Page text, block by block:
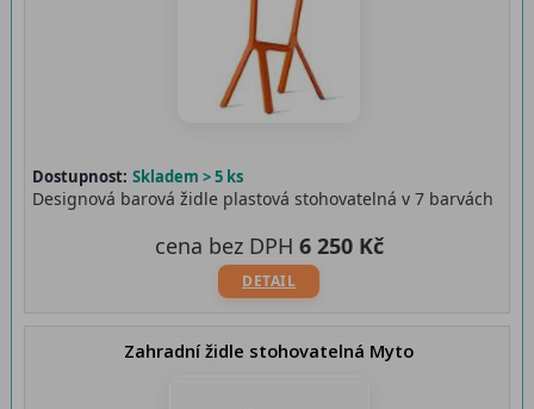
Dostupnost: Skladem > 5 ks
Designová barová židle plastová stohovatelná v 7 barvách
DETAIL
cena bez DPH 6 250 Kč
Zahradní židle stohovatelná Myto